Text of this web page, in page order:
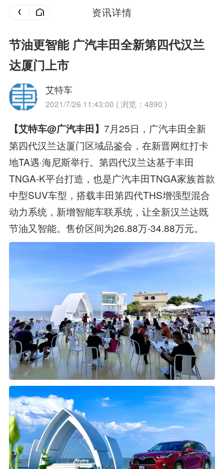
资讯详情
节油更智能 广汽丰田全新第四代汉兰
达厦门上市
艾特车
2021/7/26 11:43:00 ( 浏览：4890 )
【艾特车@广汽丰田】 7月25日，广汽丰田全新
第四代汉兰达厦门区域品鉴会，在新晋网红打卡
地TA遇·海尼斯举行。第四代汉兰达基于丰田
TNGA-K平台打造，也是广汽丰田TNGA家族首款
中型SUV车型，搭载丰田第四代THS增强型混合
动力系统，新增智能车联系统，让全新汉兰达既
节油又智能。售价区间为26.88万-34.88万元。